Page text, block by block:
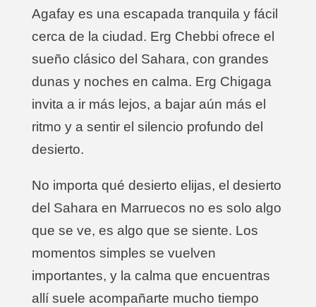
Agafay es una escapada tranquila y fácil
cerca de la ciudad. Erg Chebbi ofrece el
sueño clásico del Sahara, con grandes
dunas y noches en calma. Erg Chigaga
invita a ir más lejos, a bajar aún más el
ritmo y a sentir el silencio profundo del
desierto.
No importa qué desierto elijas, el desierto
del Sahara en Marruecos no es solo algo
que se ve, es algo que se siente. Los
momentos simples se vuelven
importantes, y la calma que encuentras
allí suele acompañarte mucho tiempo